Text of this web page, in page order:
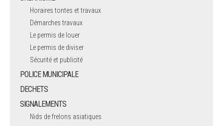
Horaires tontes et travaux
Démarches travaux
Le permis de louer
Le permis de diviser
Sécurité et publicité
POLICE MUNICIPALE
DECHETS
SIGNALEMENTS
Nids de frelons asiatiques